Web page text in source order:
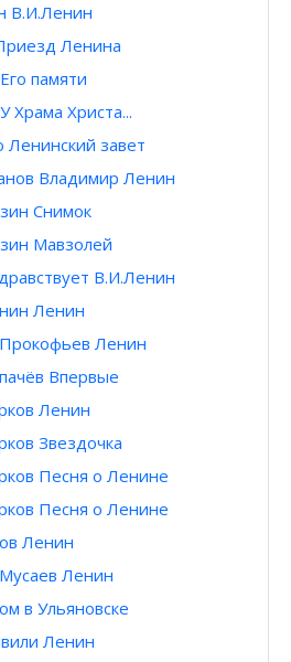
В.И.Ленин
Ленина
памяти
Храма Христа...
завет
Владимир Ленин
Снимок
Мавзолей
В.И.Ленин
Ленин
Ленин
Впервые
Ленин
Звездочка
Песня о Ленине
Песня о Ленине
Ленин
Ленин
в Ульяновске
Ленин